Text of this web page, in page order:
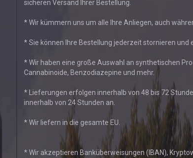
sicheren Versand Ihrer Bestellung.
* Wir kümmern uns um alle Ihre Anliegen, auch
* Sie können Ihre Bestellung jederzeit stornieren und
* Wir haben eine große Auswahl an synthetischen
Cannabinoide, Benzodiazepine und mehr.
* Lieferungen erfolgen innerhalb von 48 bis 72
innerhalb von 24 Stunden an.
* Wir liefern in die gesamte EU.
* Wir akzeptieren Banküberweisungen (IBAN),